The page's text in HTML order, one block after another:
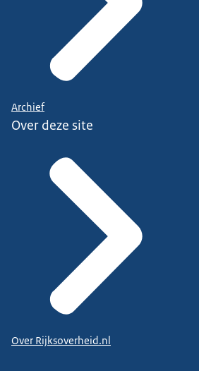
Archief
Over deze site
Over Rijksoverheid.nl